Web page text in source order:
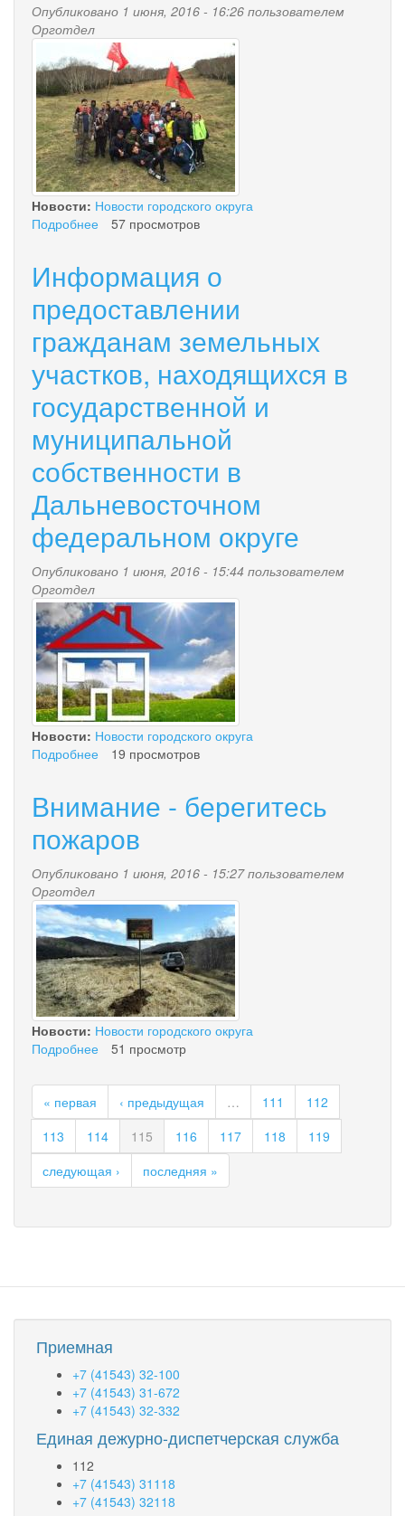
Опубликовано 1 июня, 2016 - 16:26 пользователем
Орготдел
img_5205.jpg
Новости: Новости городского округа
Подробнее
игры
Зарница
57 просмотров
Информация о
предоставлении
гражданам земельных
участков, находящихся в
государственной и
муниципальной
собственности в
Дальневосточном
федеральном округе
Опубликовано 1 июня, 2016 - 15:44 пользователем
Орготдел
o.jpg
Новости: Новости городского округа
Подробнее
предоставлении
земельных
находящихся
в
государственной
и
муниципальной
собственности
в
Дальневосточном
федеральном
округе
19 просмотров
Внимание - берегитесь
пожаров
Опубликовано 1 июня, 2016 - 15:27 пользователем
Орготдел
img_20160531_115347.jpg
Новости: Новости городского округа
Подробнее
-
берегитесь
пожаров
51 просмотр
« первая ‹ предыдущая … 111
112
113
114 115 116 117 118
119
следующая ›
последняя »
Приемная
+7 (41543) 32-100
+7 (41543) 31-672
+7 (41543) 32-332
Единая дежурно-диспетчерская служба
112
+7 (41543) 31118
+7 (41543) 32118